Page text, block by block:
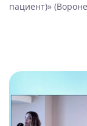
пациент)»